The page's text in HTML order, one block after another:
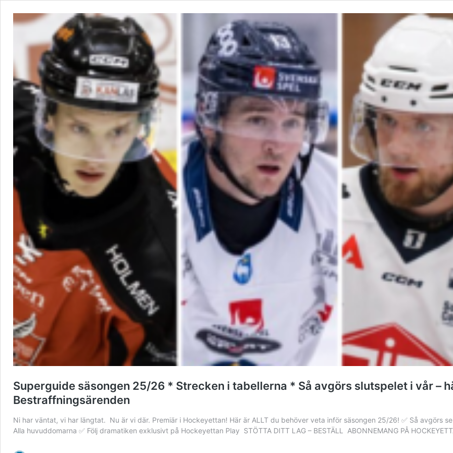
Superguide säsongen 25/26 * Strecken i tabellerna * Så avgörs slutspelet i vår –
Bestraffningsärenden
Ni har väntat, vi har längtat. Nu är vi där. Premiär i Hockeyettan! Här är ALLT du behöver veta inför säsongen 25/26! ✅ Så avgörs
Alla huvuddomarna ✅ Följ dramatiken exklusivt på Hockeyettan Play STÖTTA DITT LAG – BESTÄLL ABONNEMANG PÅ